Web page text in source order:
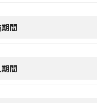
間
間